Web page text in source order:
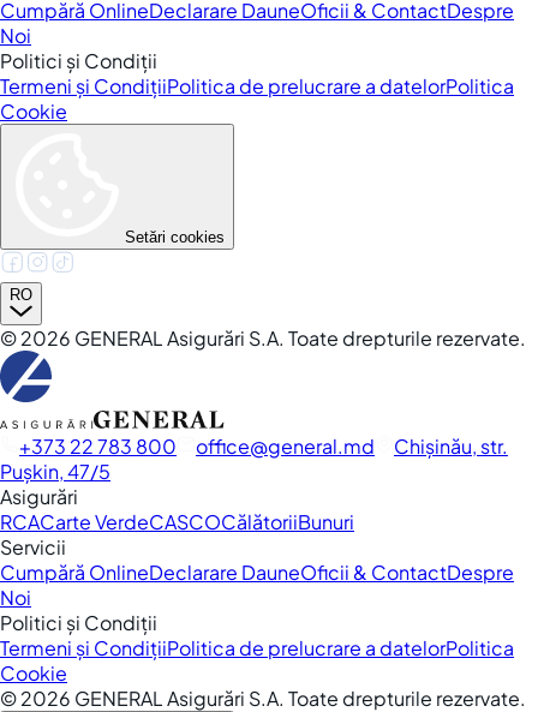
Cumpără OnlineDeclarare DauneOficii & ContactDespre
Noi
Politici și Condiții
Termeni și CondițiiPolitica de prelucrare a datelorPolitica
Cookie
Setări cookies
RO
©2026 GENERAL Asigurări S.A. Toate drepturile rezervate.
+373 22 783 800 office general.md
Chișinău, str.
Pușkin, 47/5
Asigurări
RCACarte VerdeCASCOCălătoriiBunuri
Servicii
Cumpără OnlineDeclarare DauneOficii & ContactDespre
Noi
Politici și Condiții
Termeni și CondițiiPolitica de prelucrare a datelorPolitica
Cookie
©2026 GENERAL Asigurări S.A. Toate drepturile rezervate.